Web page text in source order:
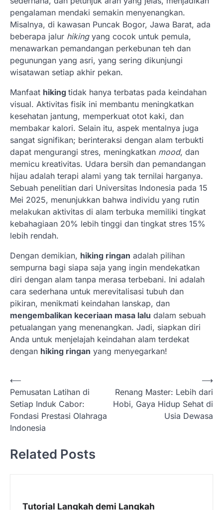
pengalaman mendaki semakin menyenangkan.
Misalnya, di kawasan Puncak Bogor, Jawa Barat, ada
beberapa jalur hikingyang cocok untuk pemula,
menawarkan pemandangan perkebunan teh dan
pegunungan yang asri, yang sering dikunjungi
wisatawan setiap akhir pekan.
Manfaat hiking tidak hanya terbatas pada keindahan
visual. Aktivitas fisik ini membantu meningkatkan
kesehatan jantung, memperkuat otot kaki, dan
membakar kalori. Selain itu, aspek mentalnya juga
sangat signifikan; berinteraksi dengan alam terbukti
dapat mengurangi stres, meningkatkan mood, dan
memicu kreativitas. Udara bersih dan pemandangan
hijau adalah terapi alami yang tak ternilai harganya.
Sebuah penelitian dari Universitas Indonesia pada 15
Mei 2025, menunjukkan bahwa individu yang rutin
melakukan aktivitas di alam terbuka memiliki tingkat
kebahagiaan 20% lebih tinggi dan tingkat stres 15%
lebih rendah.
Dengan demikian, hiking ringan adalah pilihan
sempurna bagi siapa saja yang ingin mendekatkan
diri dengan alam tanpa merasa terbebani. Ini adalah
cara sederhana untuk merevitalisasi tubuh dan
pikiran, menikmati keindahan lanskap, dan
mengembalikan keceriaan masa lalu dalam sebuah
petualangan yang menenangkan. Jadi, siapkan diri
Anda untuk menjelajah keindahan alam terdekat
dengan hiking ringan yang menyegarkan!
N
a
v
i
a
⟵
Pemusatan Latihan di
Setiap Induk Cabor:
Fondasi Prestasi Olahraga
Indonesia
Renang Master: Lebih dari
Hobi, Gaya Hidup Sehat di
Usia Dewasa
⟶
Related Posts
Tutorial Langkah demi Langkah